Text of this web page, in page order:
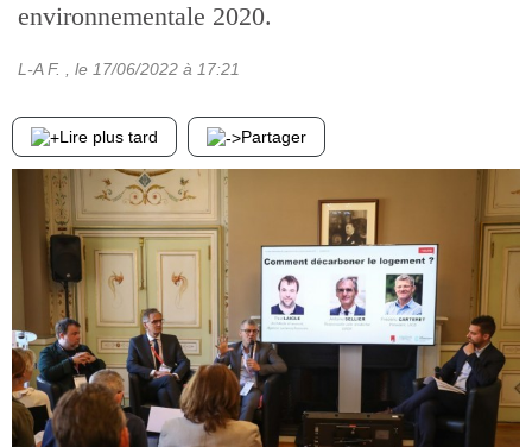
environnementale 2020.
L-A F. , le 17/06/2022 à 17:21
Lire plus tard Partager